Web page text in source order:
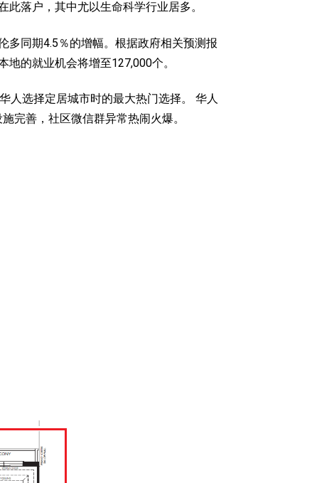
落户，其中尤以生命科学行业居多。
多同期4.5％的增幅。根据政府相关预测报
地的就业机会将增至127,000个。
人选择定居城市时的最大热门选择。
华人
完善，社区微信群异常热闹火爆。